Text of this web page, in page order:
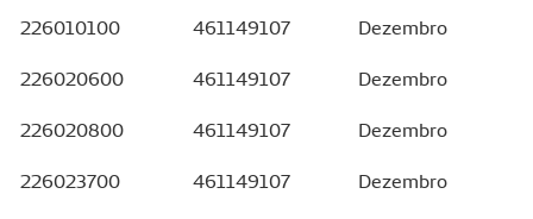
226010100 461149107 Dezembro
226020600 461149107 Dezembro
226020800 461149107 Dezembro
226023700 461149107 Dezembro